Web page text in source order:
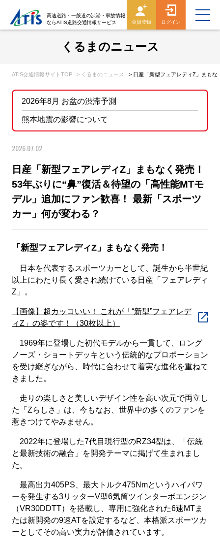
高速道路・一般道の渋滞・事故情報
ならATIS道路交通情報サービス
会員登録 ログイン
くるまのニュース
ATIS交通情報サイトTOP > くるまのニュース > 日産「新型フェアレディZ」まもな
2026年8月 お盆の渋滞予測
熊本地震の影響について
2026.07.02
日産「新型フェアレディZ」まもなく発売！
53年ぶりに“鼻”復活＆待望の「高性能MTモ
デル」追加にファン歓喜！ 最新「スポーツ
カー」何が変わる？
「新型フェアレディZ」まもなく発売！
日本を代表するスポーツカーとして、誕生から半世紀
以上にわたり長く愛され続けている日産「フェアレディ
Z」。
【画像】超カッコいい！ これが「“新型”フェアレデ
ィZ」の姿です！（30枚以上）
1969年に登場した初代モデルから一貫して、ロング
ノーズ・ショートデッキという伝統的なプロポーション
を受け継ぎながら、時代に合わせて着実な進化を重ねて
きました。
走りの楽しさと美しいデザイン性を高い次元で両立し
た「Zらしさ」は、今もなお、世界中の多くのファンを
惹きつけてやみません。
2022年に登場した7代目現行型のRZ34型は、「伝統
と最新技術の融合」を開発テーマに掲げて生まれまし
た。
最高出力405PS、最大トルク475Nmというハイパワ
ーを発生する3リッターV型6気筒ツインターボエンジン
（VR30DDTT）を搭載し、専用に強化された6速MTま
たは新開発の9速ATを設定するなど、本格派スポーツカ
ーとしてその高い実力が評価されています。